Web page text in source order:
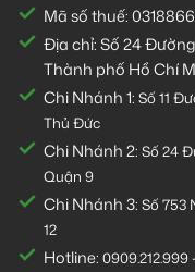
Mã số thuế:
Địa chỉ: Số 24
Thành phố Hồ Chí
Chi Nhánh 1: Số 11
Thủ Đức
Chi Nhánh 2: Số 24
Quận 9
Chi Nhánh 3: Số 753
12
Hotline: 0909.212.999